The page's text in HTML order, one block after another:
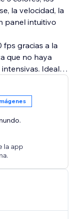
la velocidad, la
panel intuitivo
fps gracias a la
que no haya
Ideal
Eleve su
y
su cursor
la app